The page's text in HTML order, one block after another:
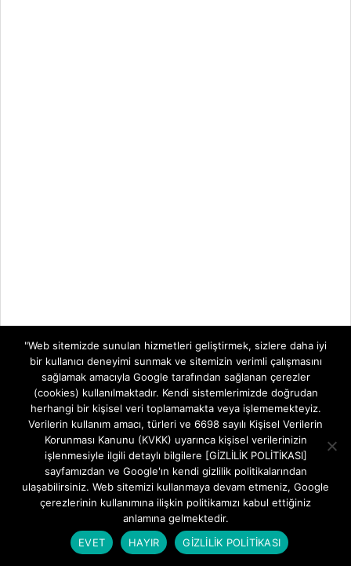
"Web sitemizde sunulan hizmetleri geliştirmek, sizlere daha iyi
bir kullanıcı deneyimi sunmak ve sitemizin verimli çalışmasını
sağlamak amacıyla Google tarafından sağlanan çerezler
(cookies) kullanılmaktadır. Kendi sistemlerimizde doğrudan
herhangi bir kişisel veri toplamamakta veya işlememekteyiz.
Verilerin kullanım amacı, türleri ve 6698 sayılı Kişisel Verilerin
Korunması Kanunu (KVKK) uyarınca kişisel verilerinizin
işlenmesiyle ilgili detaylı bilgilere [GİZLİLİK POLİTİKASI]
sayfamızdan ve Google'ın kendi gizlilik politikalarından
ulaşabilirsiniz. Web sitemizi kullanmaya devam etmeniz, Google
çerezlerinin kullanımına ilişkin politikamızı kabul ettiğiniz
anlamına gelmektedir.
EVET
HAYIR GİZLİLİK POLİTİKASI